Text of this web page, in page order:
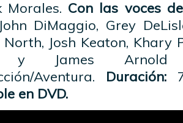
Morales. Con las voces
DiMaggio, Grey
North, Josh Keaton, Khary
y James
Aventura. Duración:
en DVD.